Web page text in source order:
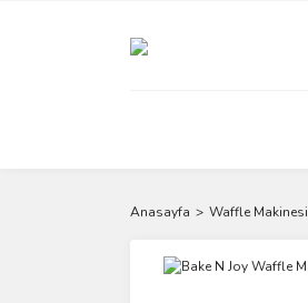
Anasayfa Waffle Makinesi